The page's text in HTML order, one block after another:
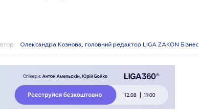
Олександра Кознова, головний редактор LIGA ZAKON Бізнес